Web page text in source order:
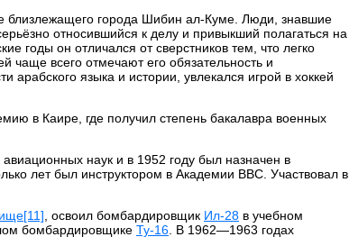
близлежащего города Шибин ал-Куме. Люди, знавшие
относившийся к делу и привыкший полагаться на
годы он отличался от сверстников тем, что легко
всего отмечают его обязательность и
арабского языка и истории, увлекался игрой в хоккей
в Каире, где получил степень бакалавра военных
наук и в 1952 году был назначен в
лет был инструктором в Академии ВВС. Участвовал в
[11] , освоил бомбардировщик Ил-28 в учебном
бомбардировщике Ту-16 . В 1962—1963 годах